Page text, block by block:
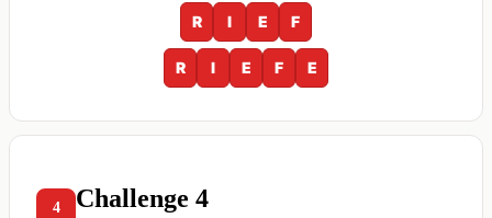
R I E F
R I E F E
4 Challenge 4